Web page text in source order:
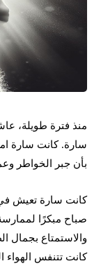
منذ فترة طويلة،
سارة. كانت سارة
بأن جبر الخواطر
كانت سارة تعيش في
صباح مبكرًا
والاستمتاع بجمال
كانت تتنفس الهواء